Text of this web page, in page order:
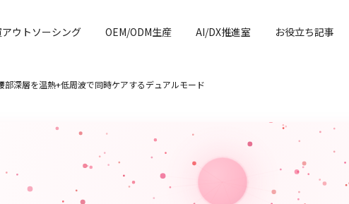
ウトソーシング OEM/ODM生産 AI/DX推進室 お役立ち記事
部深層を温熱+低周波で同時ケアするデュアルモード